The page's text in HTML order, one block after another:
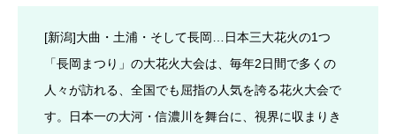
[新潟]大曲・土浦・そして長岡…日本三大花火の1つ
「長岡まつり」の大花火大会は、毎年2日間で多くの
人々が訪れる、全国でも屈指の人気を誇る花火大会で
す。日本一の大河・信濃川を舞台に、視界に収まりき